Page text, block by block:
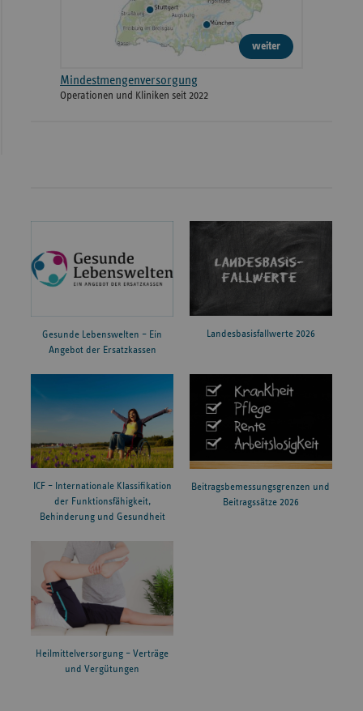
weiter
Mindestmengenversorgung
Operationen und Kliniken seit 2022
Gesunde Lebenswelten – Ein
Angebot der Ersatzkassen
Landesbasisfallwerte 2026
ICF – Internationale Klassifikation
der Funktionsfähigkeit,
Behinderung und Gesundheit
Beitragsbemessungsgrenzen und
Beitragssätze 2026
Heilmittelversorgung – Verträge
und Vergütungen